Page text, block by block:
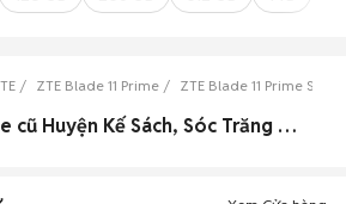
ZTE Blade 11 Prime ZTE Blade 11 Prime Sóc
0 Zte Blade 11 Prime cũ Huyện Kế Sách, Sóc Trăng đẹp